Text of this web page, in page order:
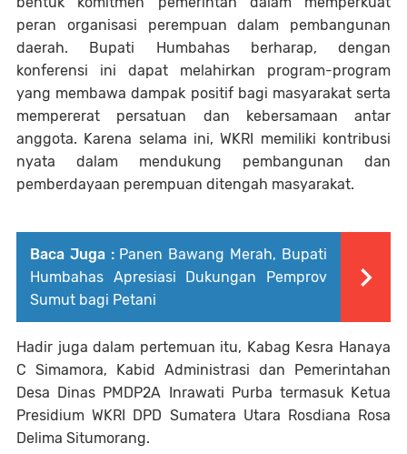
peran organisasi perempuan dalam pembangunan
daerah. Bupati Humbahas berharap, dengan
konferensi ini dapat melahirkan program-program
yang membawa dampak positif bagi masyarakat serta
mempererat persatuan dan kebersamaan antar
anggota. Karena selama ini, WKRI memiliki kontribusi
nyata dalam mendukung pembangunan dan
pemberdayaan perempuan ditengah masyarakat.
Baca Juga : Panen Bawang Merah, Bupati
Humbahas Apresiasi Dukungan Pemprov
Sumut bagi Petani
Hadir juga dalam pertemuan itu, Kabag Kesra Hanaya
C Simamora, Kabid Administrasi dan Pemerintahan
Desa Dinas PMDP2A Inrawati Purba termasuk Ketua
Presidium WKRI DPD Sumatera Utara Rosdiana Rosa
Delima Situmorang.